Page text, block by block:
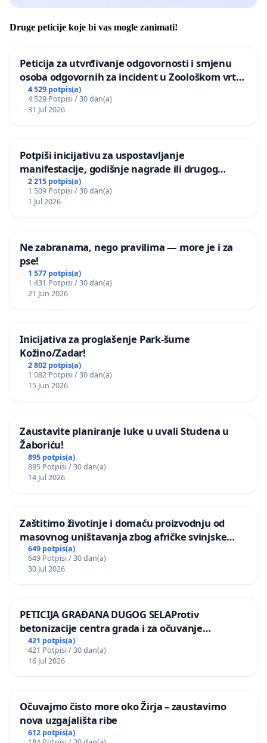
Druge peticije koje bi vas mogle zanimati!
Peticija za utvrđivanje odgovornosti i smjenu
osoba odgovornih za incident u Zoološkom vrtu
Grada Zagreba
4 529 potpis(a)
4 529 Potpisi / 30 dan(a)
31 Jul 2026
Potpiši inicijativu za uspostavljanje
manifestacije, godišnje nagrade ili drugog
javnog događaja „Edin Avdić“ u Sarajevu
2 215 potpis(a)
1 509 Potpisi / 30 dan(a)
1 Jul 2026
Ne zabranama, nego pravilima — more je i za
pse!
1 577 potpis(a)
1 431 Potpisi / 30 dan(a)
21 Jun 2026
Inicijativa za proglašenje Park-šume
Kožino/Zadar!
2 802 potpis(a)
1 082 Potpisi / 30 dan(a)
15 Jun 2026
Zaustavite planiranje luke u uvali Studena u
Žaboriću!
895 potpis(a)
895 Potpisi / 30 dan(a)
14 Jul 2026
Zaštitimo životinje i domaću proizvodnju od
masovnog uništavanja zbog afričke svinjske
kuge
649 potpis(a)
649 Potpisi / 30 dan(a)
30 Jul 2026
PETICIJA GRAĐANA DUGOG SELAProtiv
betonizacije centra grada i za očuvanje
postojećih zelenih površina i odraslih stabala pri
donošenju izmjena urbanističkog plana
421 potpis(a)
421 Potpisi / 30 dan(a)
16 Jul 2026
Očuvajmo čisto more oko Žirja – zaustavimo
nova uzgajališta ribe
612 potpis(a)